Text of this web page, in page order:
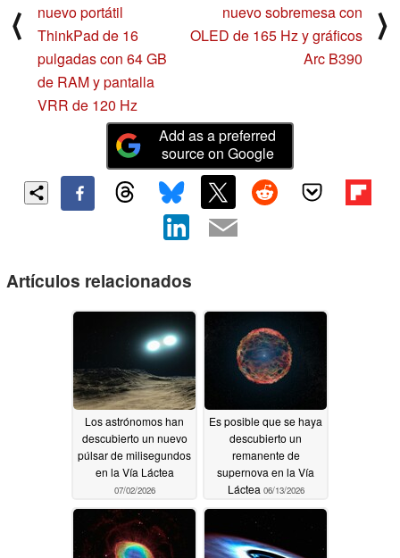
⟨
nuevo portátil
ThinkPad de 16
pulgadas con 64 GB
de RAM y pantalla
VRR de 120 Hz
nuevo sobremesa con
OLED de 165 Hz y gráficos
Arc B390
⟩
Add as a preferred
source on Google
Artículos relacionados
Los astrónomos han
descubierto un nuevo
púlsar de milisegundos
en la Vía Láctea
07/02/2026
Es posible que se haya
descubierto un
remanente de
supernova en la Vía
Láctea 06/13/2026